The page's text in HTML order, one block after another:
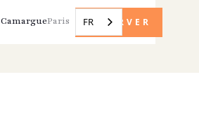
CamargueParis FR
RÉSERVER